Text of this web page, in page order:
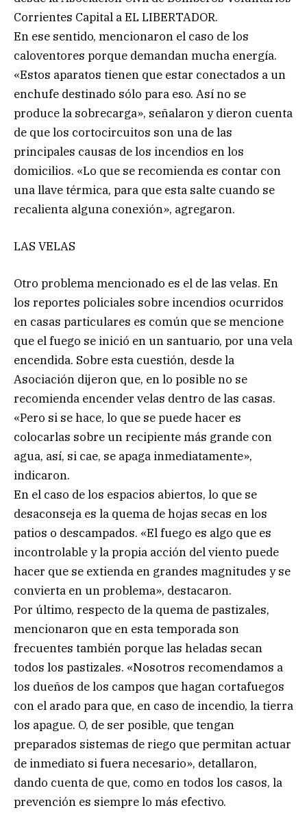
Corrientes Capital a EL LIBERTADOR.
En ese sentido, mencionaron el caso de los
caloventores porque demandan mucha energía.
«Estos aparatos tienen que estar conectados a un
enchufe destinado sólo para eso. Así no se
produce la sobrecarga», señalaron y dieron cuenta
de que los cortocircuitos son una de las
principales causas de los incendios en los
domicilios. «Lo que se recomienda es contar con
una llave térmica, para que esta salte cuando se
recalienta alguna conexión», agregaron.
LAS VELAS
Otro problema mencionado es el de las velas. En
los reportes policiales sobre incendios ocurridos
en casas particulares es común que se mencione
que el fuego se inició en un santuario, por una vela
encendida. Sobre esta cuestión, desde la
Asociación dijeron que, en lo posible no se
recomienda encender velas dentro de las casas.
«Pero si se hace, lo que se puede hacer es
colocarlas sobre un recipiente más grande con
agua, así, si cae, se apaga inmediatamente»,
indicaron.
En el caso de los espacios abiertos, lo que se
desaconseja es la quema de hojas secas en los
patios o descampados. «El fuego es algo que es
incontrolable y la propia acción del viento puede
hacer que se extienda en grandes magnitudes y se
convierta en un problema», destacaron.
Por último, respecto de la quema de pastizales,
mencionaron que en esta temporada son
frecuentes también porque las heladas secan
todos los pastizales. «Nosotros recomendamos a
los dueños de los campos que hagan cortafuegos
con el arado para que, en caso de incendio, la tierra
los apague. O, de ser posible, que tengan
preparados sistemas de riego que permitan actuar
de inmediato si fuera necesario», detallaron,
dando cuenta de que, como en todos los casos, la
prevención es siempre lo más efectivo.